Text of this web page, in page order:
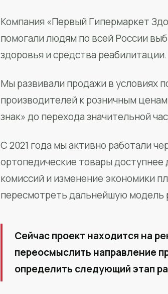
Компания «Первый Гипермаркет
помогали людям по всей России
здоровья и средства реабилитации.
Мы развивали продажи в условиях
производителей к розничным
знак» до перехода значительной
С 2021 года мы активно работали
ортопедические товары
комиссий и изменение экономики
пересмотреть дальнейшую модель
Сейчас проект находится на
переосмыслить направление
определить следующий этап